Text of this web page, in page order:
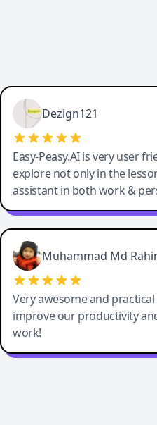
Dezign121
Easy-Peasy.AI is very user
explore not only in the
assistant in both work &
Muhammad Md
Very awesome and
improve our productivity
work!